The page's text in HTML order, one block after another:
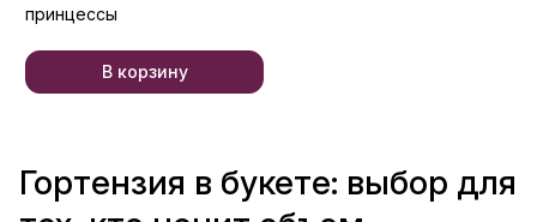
принцессы
В корзину
Гортензия в букете: выбор для